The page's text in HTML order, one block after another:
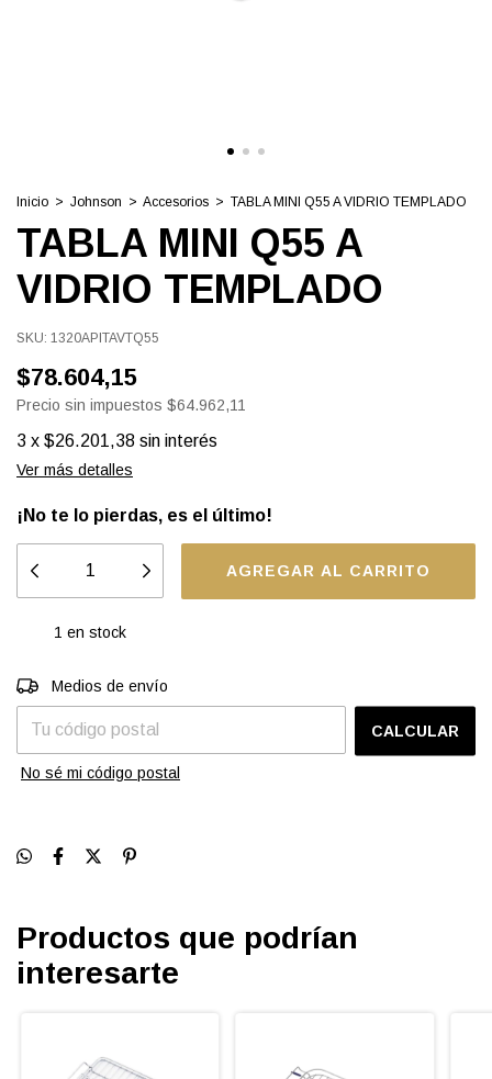
Inicio > Johnson > Accesorios > TABLA MINI Q55 A VIDRIO TEMPLADO
TABLA MINI Q55 A
VIDRIO TEMPLADO
SKU: 1320APITAVTQ55
$78.604,15
Precio sin impuestos $64.962,11
3 x $26.201,38 sin interés
Ver más detalles
¡No te lo pierdas, es el último!
1 en stock
Entregas para el CP:
Medios de envío
CALCULAR
No sé mi código postal
Productos que podrían
interesarte